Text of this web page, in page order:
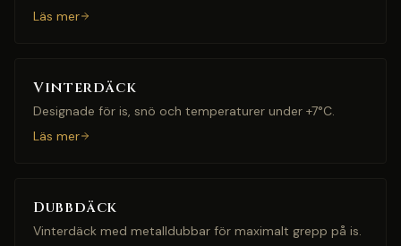
Läs mer
Vinterdäck
Designade för is, snö och temperaturer under +7°C.
Läs mer
Dubbdäck
Vinterdäck med metalldubbar för maximalt grepp på is.